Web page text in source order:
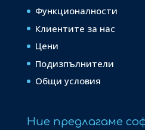
Функционалности
Клиентите за нас
Цени
Подизпълнители
Общи условия
Ние предлагаме